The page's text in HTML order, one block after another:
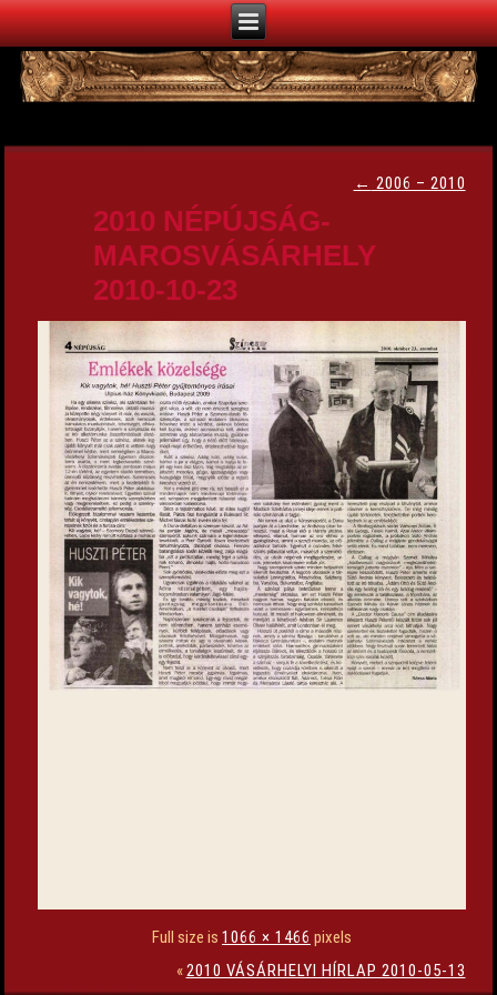
← 2006 – 2010
2010 NÉPÚJSÁG-
MAROSVÁSÁRHELY
2010-10-23
Full size is 1066 × 1466 pixels
«2010 VÁSÁRHELYI HÍRLAP 2010-05-13